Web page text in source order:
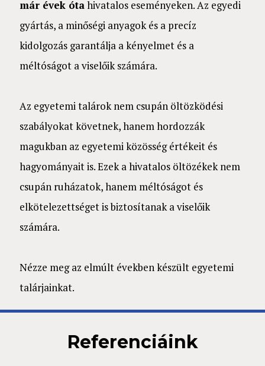
már évek ótahivatalos eseményeken. Az egyedi
gyártás, a minőségi anyagok és a precíz
kidolgozás garantálja a kényelmet és a
méltóságot a viselőik számára.
Az egyetemi talárok nem csupán öltözködési
szabályokat követnek, hanem hordozzák
magukban az egyetemi közösség értékeit és
hagyományait is. Ezek a hivatalos öltözékek nem
csupán ruházatok, hanem méltóságot és
elkötelezettséget is biztosítanak a viselőik
számára.
Nézze meg az elmúlt években készült egyetemi
talárjainkat.
Referenciáink